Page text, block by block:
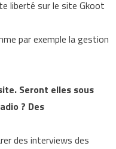
liberté sur le site Gkoot
par exemple la gestion
Seront elles sous
? Des
des interviews des